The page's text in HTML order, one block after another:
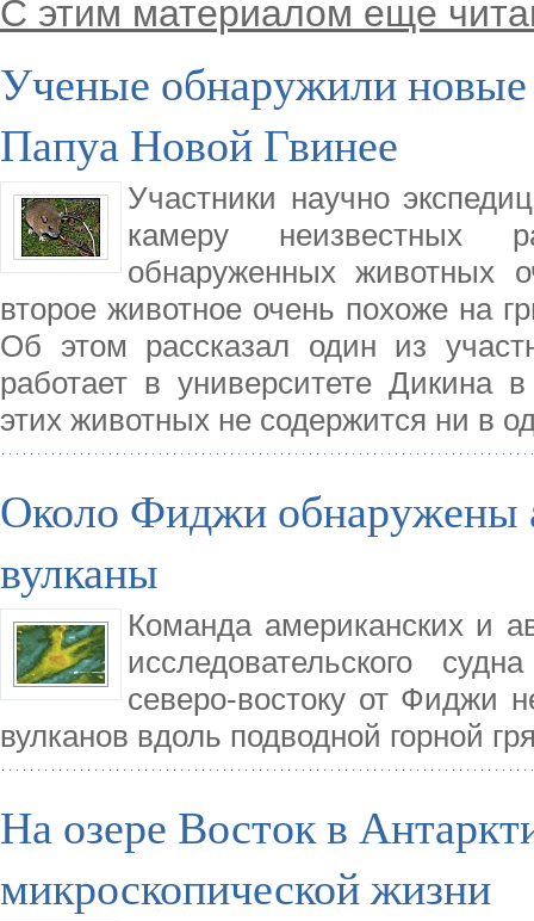
С этим материалом еще
Ученые обнаружили
Папуа Новой Гвинее
Участники научно
камеру неизвестных
обнаруженных животных
второе животное очень похоже на
Об этом рассказал один из
работает в университете
этих животных не содержится ни в
Около Фиджи обнаружены
вулканы
Команда американских и
исследовательского
северо-востоку от Фиджи
вулканов вдоль подводной горной
На озере Восток в
микроскопической жизни